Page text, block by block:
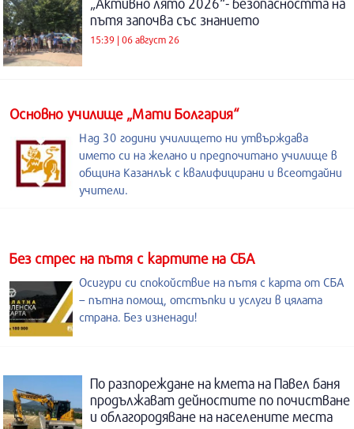
пътя започва със знанието
15:39 | 06 август 26
Основно училище „Мати Болгария“
Над 30 години училището ни утвърждава
името си на желано и предпочитано училище в
община Казанлък с квалифицирани и всеотдайни
учители.
Без стрес на пътя с картите на СБА
Осигури си спокойствие на пътя с карта от СБА
– пътна помощ, отстъпки и услуги в цялата
страна. Без изненади!
По разпореждане на кмета на Павел баня
продължават дейностите по почистване
и облагородяване на населените места